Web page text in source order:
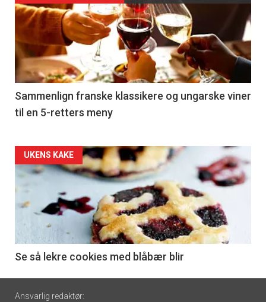
akkurat
nå
-
5
Sammenlign franske klassikere og ungarske viner
til en 5-retters meny
Forsiden
akkurat
nå
6
UKENS KAKE
Se så lekre cookies med blåbær blir
Footer
Ansvarlig redaktør: